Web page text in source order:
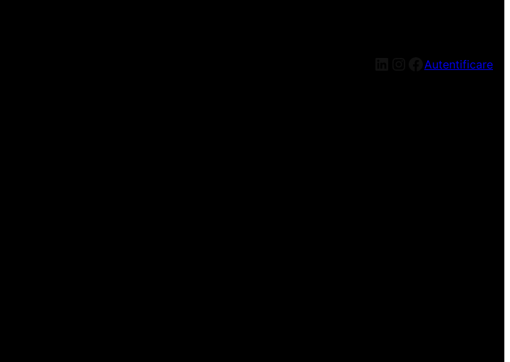
LinkedIn
Instagram
Facebook
Autentificare